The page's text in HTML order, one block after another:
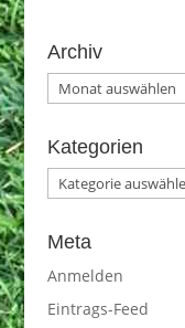
Archiv
Archiv
Kategorien
Kategorien
Meta
Anmelden
Eintrags-Feed